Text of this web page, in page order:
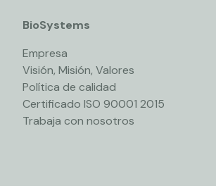
BioSystems
Empresa
Visión, Misión, Valores
Política de calidad
Certificado ISO 90001 2015
Trabaja con nosotros